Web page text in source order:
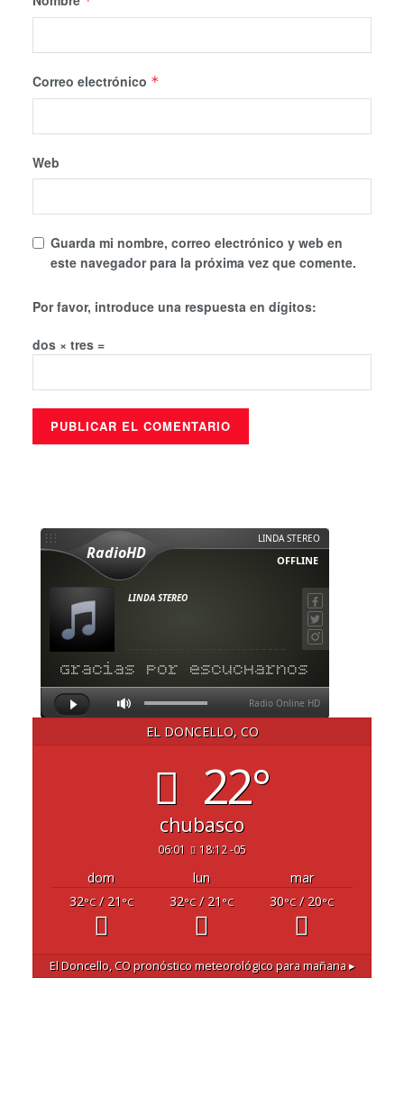
Correo electrónico *
Web
Guarda mi nombre, correo electrónico y web en
este navegador para la próxima vez que comente.
Por favor, introduce una respuesta en dígitos:
dos × tres =
EL DONCELLO, CO
22°
chubasco
06:01 18:12 -05
dom lun
mar
32°C/ 21 °C 32°C/ 21 °C 30°C/ 20°C
El Doncello, COpronóstico meteorológico para mañana ▸